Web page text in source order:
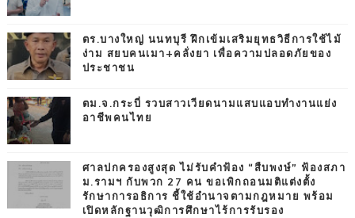
ตร.บางใหญ่ นนทบุรี ฝึกเข้มเสริมยุทธวิธีการใช้ไม้
ง่าม สยบคนเมา+คลั่งยา เพื่อความปลอดภัยของ
ประชาชน
ตม.จ.กระบี่ รวบสาวเวียดนามแสบแอบทำงานแย่ง
อาชีพคนไทย
ศาลปกครองสูงสุด ไม่รับคำฟ้อง “สืบพงษ์” ฟ้องสภา
ม.รามฯ กับพวก 27 คน ขอเพิกถอนมติแต่งตั้ง
รักษาการอธิการ ชี้ใช้อำนาจตามกฎหมาย พร้อม
เปิดหลักฐานวุฒิการศึกษาไร้การรับรอง